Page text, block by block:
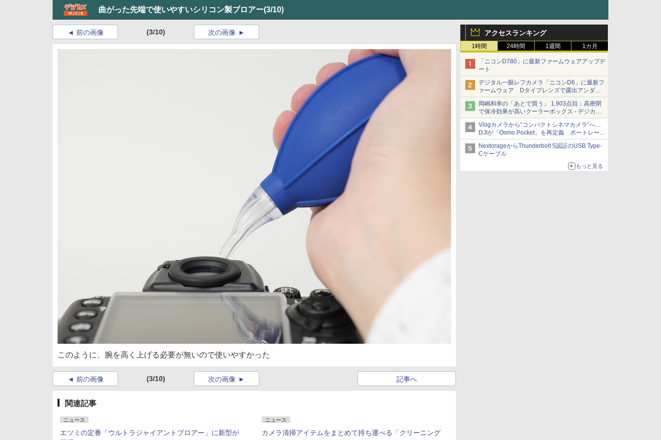
曲がった先端で使いやすいシリコン製ブロアー(3/10)
アクセスランキング
1時間 24時間 1週間 1カ月
「ニコンD780」に最新ファームウェアアップデ
ート
デジタル一眼レフカメラ「ニコンD6」に最新フ
ァームウェア Dタイプレンズで露出アンダー
になる現象の修正など
岡嶋和幸の「あとで買う」 1,903点目：高密閉
で保冷効果が高いクーラーボックス - デジカメ
Watch
Vlogカメラから“コンパクトシネマカメラ”へ…
DJIが「Osmo Pocket」を再定義 ポートレート
重視の映像設計に
NextorageからThunderbolt 5認証のUSB Type-
Cケーブル
もっと見る
前の画像 (3/10) 次の画像
このように、腕を高く上げる必要が無いので使いやすかった
前の画像 (3/10) 記事へ
次の画像
関連記事
ニュース
エツミの定番「ウルトラジャイアントブロアー」に新型が
ニュース
カメラ清掃アイテムをまとめて持ち運べる「クリーニング